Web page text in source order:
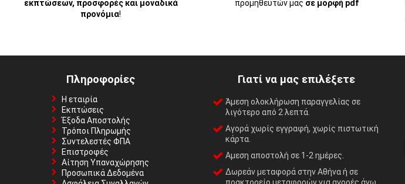
εκπτώσεων, προσφορές και μοναδικά
προνόμια!
προμηθευτών μας σε μορφή pdf
Πληροφορίες
Η εταιρία
Εκπτώσεις
Έξοδα Αποστολής
Τρόποι Πληρωμής
Συντελεστές ΦΠΑ
Επιστροφές
Αίτηση Υπαναχώρησης
Προσωπικά Δεδομένα
Γιατί να μας επιλέξετε
Άμεση ολοκλήρωση παραγγελίας σε
λιγότερο από 2 λεπτά.
Αγορά χωρίς εγγραφή, χωρίς πιστωτική
κάρτα.
Αμεση αποστολή σε 1-2 ημέρες.
Δωρεάν μεταφορά στην Αθήνα ή σε